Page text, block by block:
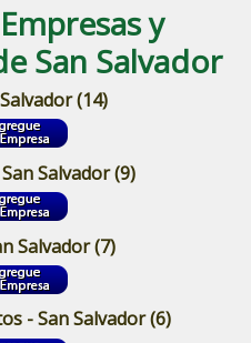
y
San Salvador
(14)
Salvador(9)
Salvador(7)
- San Salvador(6)